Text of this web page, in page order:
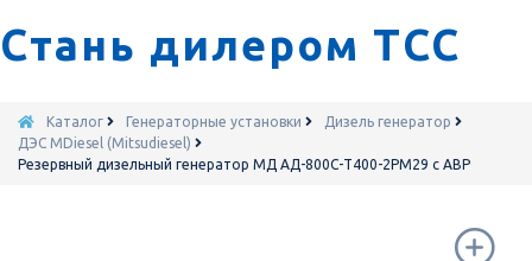
Стань дилером ТСС
Каталог Генераторные установки
Дизель генератор
ДЭС MDiesel (Mitsudiesel)
Резервный дизельный генератор МД АД-800С-Т400-2РМ29 с АВР